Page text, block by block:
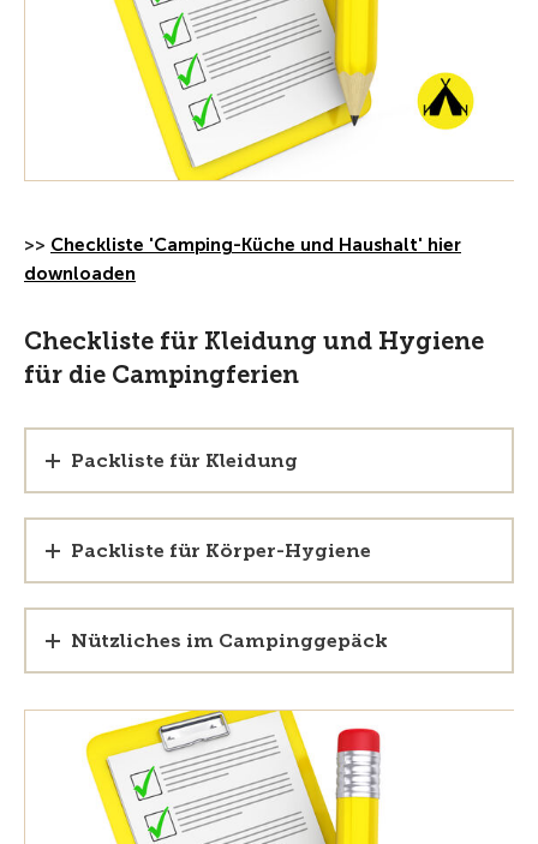
>> Checkliste 'Camping-Küche und Haushalt' hier
downloaden
Checkliste für Kleidung und Hygiene
für die Campingferien
Packliste für Kleidung
Packliste für Körper-Hygiene
Nützliches im Campinggepäck